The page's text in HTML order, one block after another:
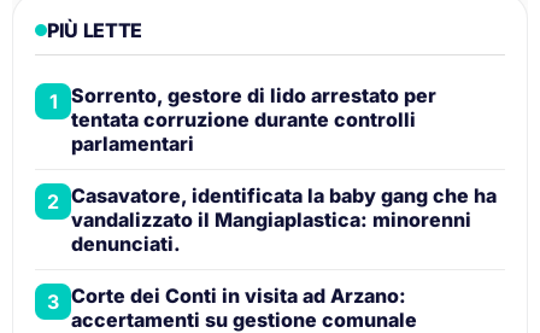
PIÙ LETTE
1 Sorrento, gestore di lido arrestato per
tentata corruzione durante controlli
parlamentari
2 Casavatore, identificata la baby gang che ha
vandalizzato il Mangiaplastica: minorenni
denunciati.
3 Corte dei Conti in visita ad Arzano:
accertamenti su gestione comunale